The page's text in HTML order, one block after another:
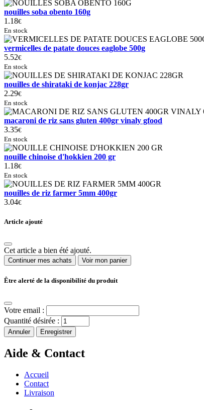
nouilles soba obento 160g
1.18€
En stock
vermicelles de patate douces eaglobe 500g
5.52€
En stock
nouilles de shirataki de konjac 228gr
2.29€
En stock
macaroni de riz sans gluten 400gr vinaly gfood
3.35€
En stock
nouille chinoise d'hokkien 200 gr
1.18€
En stock
nouilles de riz farmer 5mm 400gr
3.04€
Article ajouté
Cet article a bien été ajouté.
Continuer mes achats Voir mon panier
Être alerté de la disponibilité du produit
Votre email :
Quantité désirée :
Annuler Enregistrer
Aide & Contact
Accueil
Contact
Livraison